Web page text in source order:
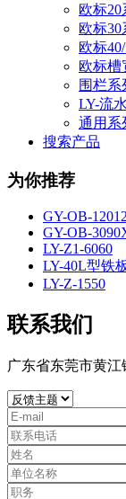
欧标20
欧标30
欧标
欧标槽
围栏系
LY-流
通用系
搜索产品
为你推荐
GY-OB-
GY-OB-
LY-Z1-6060
LY-40L型铁
LY-Z-1550
联系我们
广东省东莞市黄